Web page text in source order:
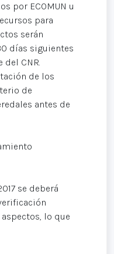
por ECOMUN u
para
serán
días siguientes
CNR.
de los
de
antes de
se deberá
lo que